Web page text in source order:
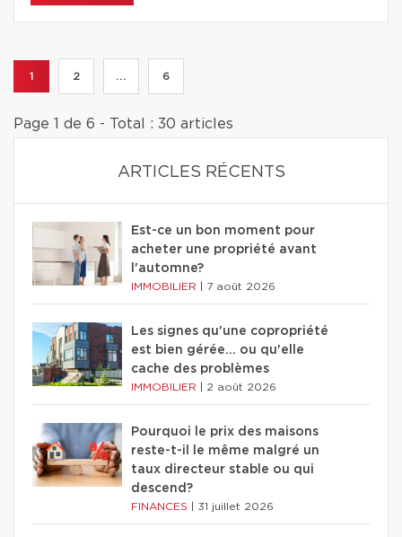
1 2 ... 6
Page 1 de 6 - Total : 30 articles
ARTICLES RÉCENTS
Est-ce un bon moment pour
acheter une propriété avant
l'automne?
IMMOBILIER 7 août 2026
Les signes qu'une copropriété
est bien gérée… ou qu'elle
cache des problèmes
IMMOBILIER 2 août 2026
Pourquoi le prix des maisons
reste-t-il le même malgré un
taux directeur stable ou qui
descend?
FINANCES 31 juillet 2026